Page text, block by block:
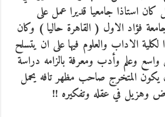
كان استاذا جامعيا قديرا عمل على
جامعة فؤاد الاول ( القاهرة حاليا ) وكان
الاداب والعلوم فيها على ان يتسلح
واسع وعلم وأدب ومعرفة بالزامه دراسة
يكون المتخرج صاحب مظهر تافه يحمل
وهزيل في عقله وتفكيره !!